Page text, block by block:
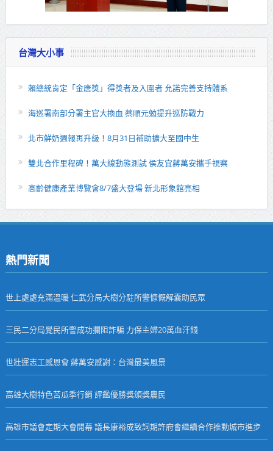
台灣大小事
賴總統肯定「金唐獎」得獎者及入圍者 允諾完善支持體系
海巡署南部分署主官大換血 蔡順元勉提升巡防戰力
北市鮮奶週報再升級！8月31日補助擴大至國中生
雙北合作里程碑！萬大線動態測試 侯友宜蔣萬安攜手視察
高齡健康產業博覽會8/7盛大登場 新北形象館亮相
熱門新聞
世上處處充滿溫暖 仁武分局大樹分駐所警慷慨解囊助民眾
三民二分局覺民所警成功攔阻詐騙 力保主婦20萬血汗錢
世壯運志工感恩會 蔣萬安感謝：台灣最美風景
高雄大樹特色苦瓜季行銷 評鑑優勝獎頒獎農民
高雄市議會定期大會開幕 議長康裕成致詞期許府會繼續合作推動城市進步